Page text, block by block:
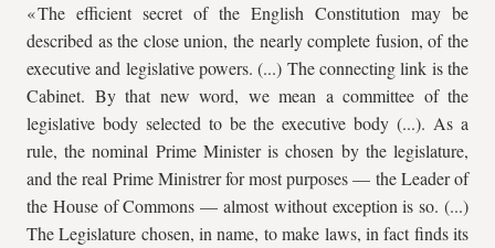
« The efficient secret of the English Constitution may be
described as the close union, the nearly complete fusion, of the
executive and legislative powers. (...) The connecting link is the
Cabinet. By that new word, we mean a committee of the
legislative body selected to be the executive body (...). As a
rule, the nominal Prime Minister is chosen by the legislature,
and the real Prime Ministrer for most purposes — the Leader of
the House of Commons — almost without exception is so. (...)
The Legislature chosen, in name, to make laws, in fact finds its